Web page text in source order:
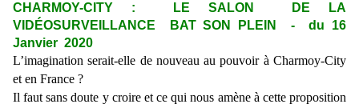
CHARMOY-CITY : LE SALON DE LA
VIDÉOSURVEILLANCE BAT SON PLEIN - du 16
Janvier 2020
L’imagination serait-elle de nouveau au pouvoir à Charmoy-City
et en France ?
Il faut sans doute y croire et ce qui nous amène à cette proposition